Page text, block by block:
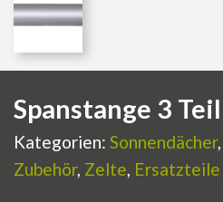
Spanstange 3
Kategorien: Sonnendächer,
Zubehör, Zelte,